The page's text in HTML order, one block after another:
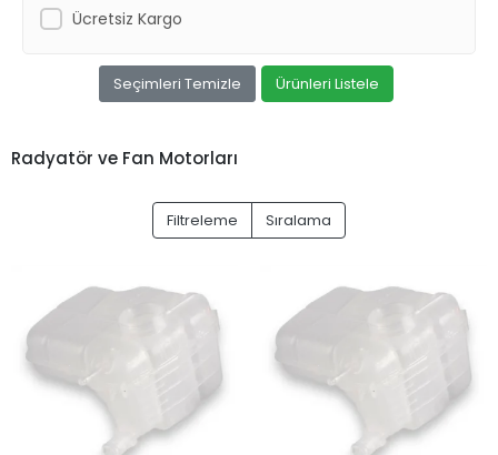
Ücretsiz Kargo
Seçimleri Temizle Ürünleri Listele
Radyatör ve Fan Motorları
Filtreleme Sıralama